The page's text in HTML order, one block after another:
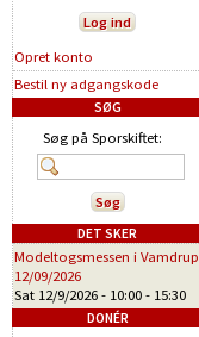
Opret konto
Bestil ny adgangskode
SØG
Søg på Sporskiftet:
DET SKER
Modeltogsmessen i Vamdrup
12/09/2026
Sat 12/9/2026 - 10:00 - 15:30
DONÉR